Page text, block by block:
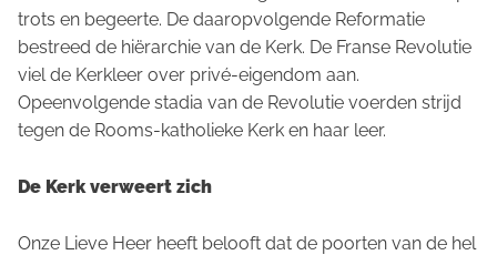
trots en begeerte. De daaropvolgende Reformatie
bestreed de hiërarchie van de Kerk. De Franse Revolutie
viel de Kerkleer over privé-eigendom aan.
Opeenvolgende stadia van de Revolutie voerden strijd
tegen de Rooms-katholieke Kerk en haar leer.
De Kerk verweert zich
Onze Lieve Heer heeft belooft dat de poorten van de hel